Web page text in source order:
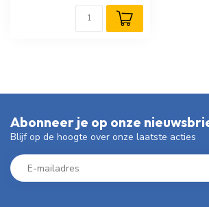
Abonneer je op onze
Blijf op de hoogte over onze laatste acties